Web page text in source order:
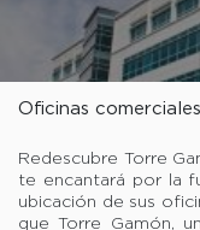
Oficinas
Redescubre Torre
te encantará por la
ubicación de sus
que Torre Gamón,